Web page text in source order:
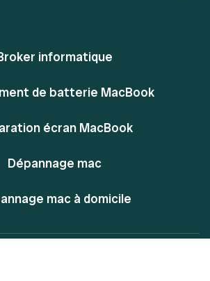
informatique
de batterie MacBook
écran MacBook
Dépannage mac
mac à domicile